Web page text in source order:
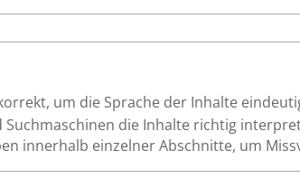
um die Sprache der Inhalte
die Inhalte richtig
innerhalb einzelner Abschnitte, um